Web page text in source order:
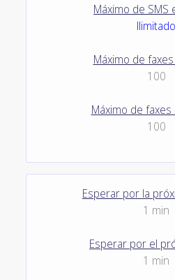
Máximo de SMS
Ilimitado
Máximo de
100
Máximo de
100
Esperar por la
1 min
Esperar por el
1 min